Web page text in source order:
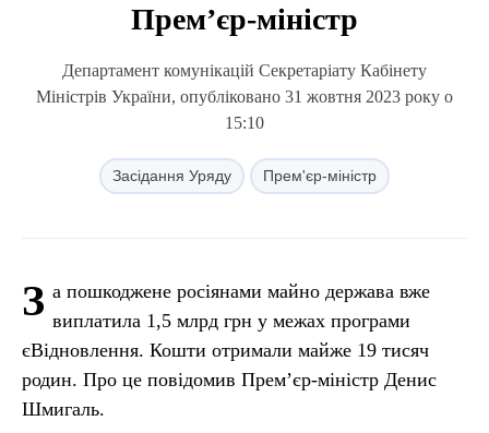
Прем’єр-міністр
Департамент комунікацій Секретаріату Кабінету
Міністрів України, опубліковано 31 жовтня 2023 року о
15:10
Засідання Уряду Прем'єр-міністр
З а пошкоджене росіянами майно держава вже
виплатила 1,5 млрд грн у межах програми
єВідновлення. Кошти отримали майже 19 тисяч
родин. Про це повідомив Прем’єр-міністр Денис
Шмигаль.